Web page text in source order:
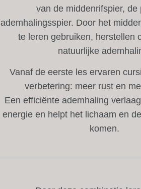
van de middenrifspier, de
ademhalingsspier. Door het
te leren gebruiken, herstellen
natuurlijke
Vanaf de eerste les ervaren
verbetering: meer rust en
Een efficiënte ademhaling
energie en helpt het lichaam en
komen.